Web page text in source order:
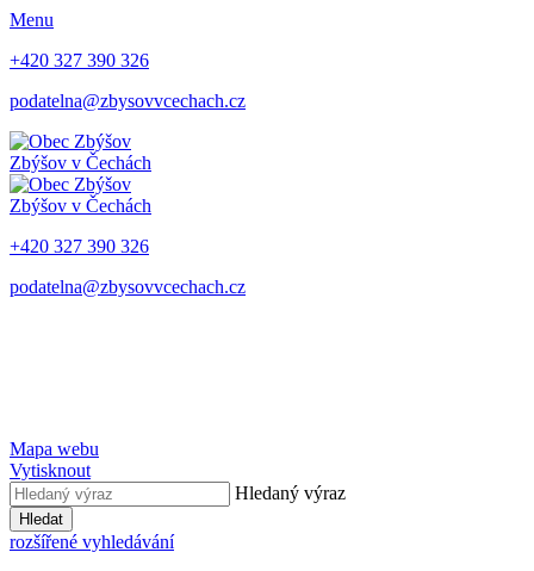
Menu
+420 327 390 326
podatelna@zbysovvcechach.cz
Zbýšov v Čechách
Zbýšov v Čechách
+420 327 390 326
podatelna@zbysovvcechach.cz
Mapa webu
Vytisknout
Hledaný výraz
Hledat
rozšířené vyhledávání